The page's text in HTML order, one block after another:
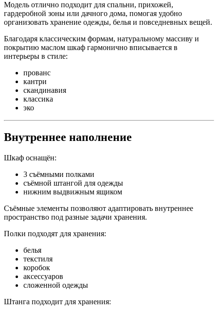
Модель отлично подходит для спальни, прихожей,
гардеробной зоны или дачного дома, помогая удобно
организовать хранение одежды, белья и повседневных вещей.
Благодаря классическим формам, натуральному массиву и
покрытию маслом шкаф гармонично вписывается в
интерьеры в стиле:
прованс
кантри
скандинавия
классика
эко
Внутреннее наполнение
Шкаф оснащён:
3 съёмными полками
съёмной штангой для одежды
нижним выдвижным ящиком
Съёмные элементы позволяют адаптировать внутреннее
пространство под разные задачи хранения.
Полки подходят для хранения:
белья
текстиля
коробок
аксессуаров
сложенной одежды
Штанга подходит для хранения: